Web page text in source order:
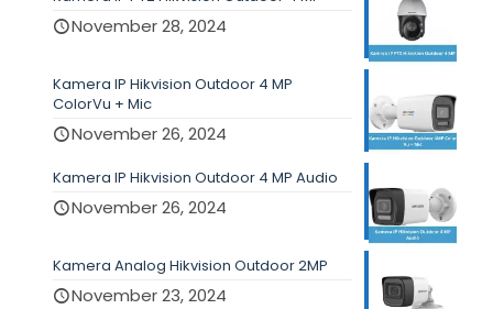
November 28, 2024
Kamera IP Hikvision Outdoor 4 MP
ColorVu + Mic
November 26, 2024
Kamera IP Hikvision Outdoor 4 MP Audio
November 26, 2024
Kamera Analog Hikvision Outdoor 2MP
November 23, 2024